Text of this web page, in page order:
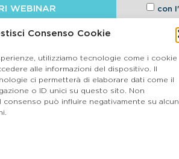
Consenso Cookie
utilizziamo tecnologie come i cookie
alle informazioni del dispositivo. Il
ci permetterà di elaborare dati come il
o ID unici su questo sito. Non
può influire negativamente su
WEBINAR con
6.2
P.IVA